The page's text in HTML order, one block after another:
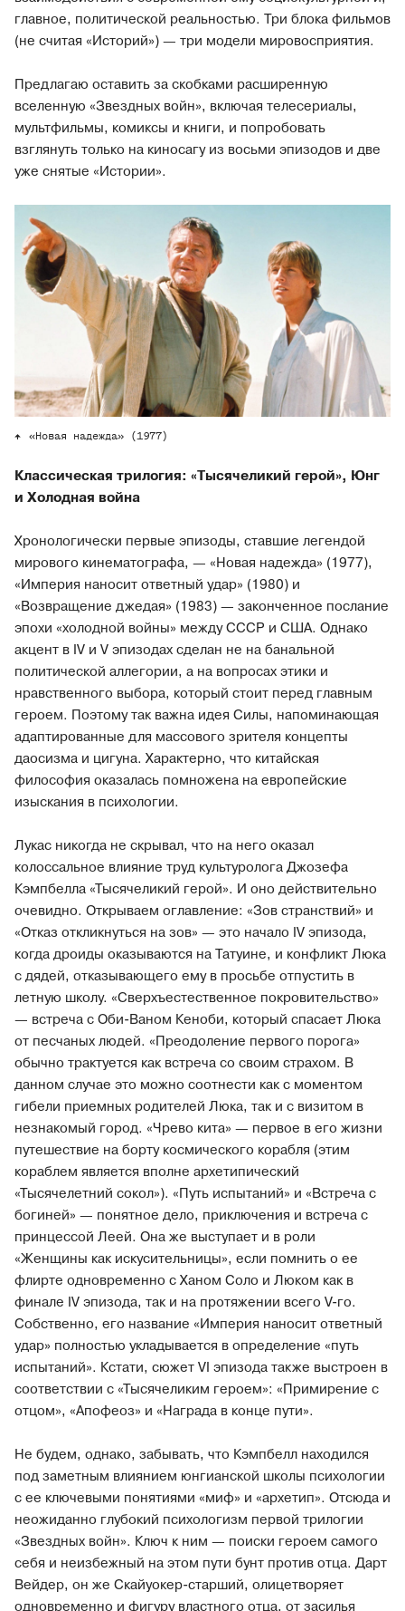
главное, политической реальностью. Три блока фильмов
(не считая «Историй») — три модели мировосприятия.
Предлагаю оставить за скобками расширенную
вселенную «Звездных войн», включая телесериалы,
мультфильмы, комиксы и книги, и попробовать
взглянуть только на киносагу из восьми эпизодов и две
уже снятые «Истории».
«Новая надежда» (1977)
Классическая трилогия: «Тысячеликий герой», Юнг
и Холодная война
Хронологически первые эпизоды, ставшие легендой
мирового кинематографа, — «Новая надежда» (1977),
«Империя наносит ответный удар» (1980) и
«Возвращение джедая» (1983) — законченное послание
эпохи «холодной войны» между СССР и США. Однако
акцент в IV и V эпизодах сделан не на банальной
политической аллегории, а на вопросах этики и
нравственного выбора, который стоит перед главным
героем. Поэтому так важна идея Силы, напоминающая
адаптированные для массового зрителя концепты
даосизма и цигуна. Характерно, что китайская
философия оказалась помножена на европейские
изыскания в психологии.
Лукас никогда не скрывал, что на него оказал
колоссальное влияние труд культуролога Джозефа
Кэмпбелла «Тысячеликий герой». И оно действительно
очевидно. Открываем оглавление: «Зов странствий» и
«Отказ откликнуться на зов» — это начало IV эпизода,
когда дроиды оказываются на Татуине, и конфликт Люка
с дядей, отказывающего ему в просьбе отпустить в
летную школу. «Сверхъестественное покровительство»
— встреча с Оби-Ваном Кеноби, который спасает Люка
от песчаных людей. «Преодоление первого порога»
обычно трактуется как встреча со своим страхом. В
данном случае это можно соотнести как с моментом
гибели приемных родителей Люка, так и с визитом в
незнакомый город. «Чрево кита» — первое в его жизни
путешествие на борту космического корабля (этим
кораблем является вполне архетипический
«Тысячелетний сокол»). «Путь испытаний» и «Встреча с
богиней» — понятное дело, приключения и встреча с
принцессой Леей. Она же выступает и в роли
«Женщины как искусительницы», если помнить о ее
флирте одновременно с Ханом Соло и Люком как в
финале IV эпизода, так и на протяжении всего V-го.
Собственно, его название «Империя наносит ответный
удар» полностью укладывается в определение «путь
испытаний». Кстати, сюжет VI эпизода также выстроен в
соответствии с «Тысячеликим героем»: «Примирение с
отцом», «Апофеоз» и «Награда в конце пути».
Не будем, однако, забывать, что Кэмпбелл находился
под заметным влиянием юнгианской школы психологии
с ее ключевыми понятиями «миф» и «архетип». Отсюда и
неожиданно глубокий психологизм первой трилогии
«Звездных войн». Ключ к ним — поиски героем самого
себя и неизбежный на этом пути бунт против отца. Дарт
Вейдер, он же Скайуокер-старший, олицетворяет
одновременно и фигуру властного отца, от засилья